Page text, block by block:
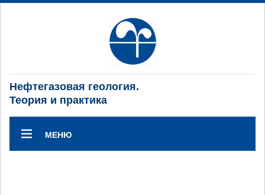
Нефтегазовая геология.
Теория и практика
МЕНЮ